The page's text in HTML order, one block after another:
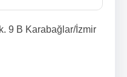
9 B Karabağlar/İzmir